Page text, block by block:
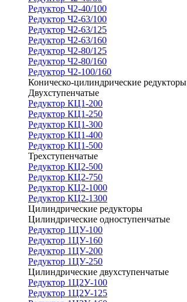
Редуктор Ч2-40/100
Редуктор Ч2-63/100
Редуктор Ч2-63/125
Редуктор Ч2-63/160
Редуктор Ч2-80/125
Редуктор Ч2-80/160
Редуктор Ч2-100/160
Коническо-цилиндрические редукторы
Двухступенчатые
Редуктор КЦ1-200
Редуктор КЦ1-250
Редуктор КЦ1-300
Редуктор КЦ1-400
Редуктор КЦ1-500
Трехступенчатые
Редуктор КЦ2-500
Редуктор КЦ2-750
Редуктор КЦ2-1000
Редуктор КЦ2-1300
Цилиндрические редукторы
Цилиндрические одноступенчатые
Редуктор 1ЦУ-100
Редуктор 1ЦУ-160
Редуктор 1ЦУ-200
Редуктор 1ЦУ-250
Цилиндрические двухступенчатые
Редуктор 1Ц2У-100
Редуктор 1Ц2У-125